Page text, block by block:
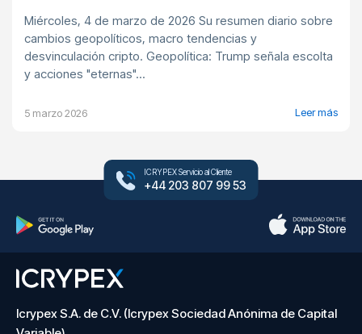
Miércoles, 4 de marzo de 2026 Su resumen diario sobre
cambios geopolíticos, macro tendencias y
desvinculación cripto. Geopolítica: Trump señala escolta
y acciones "eternas"...
5 marzo 2026 Leer más
ICRYPEX Servicio al Cliente
+44 203 807 99 53
Icrypex S.A. de C.V. (Icrypex Sociedad Anónima de Capital